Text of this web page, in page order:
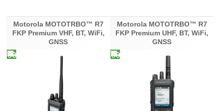
Produkty
Motorola MOTOTRBO™ R7
FKP Premium VHF, BT, WiFi,
GNSS
Motorola MOTOTRBO™ R7
FKP Premium UHF, BT, WiFi,
GNSS